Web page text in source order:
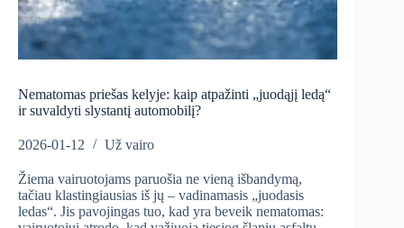
Nematomas priešas kelyje: kaip atpažinti „juodąjį ledą“
ir suvaldyti slystantį automobilį?
2026-01-12 Už vairo
Žiema vairuotojams paruošia ne vieną išbandymą,
tačiau klastingiausias iš jų – vadinamasis „juodasis
ledas“. Jis pavojingas tuo, kad yra beveik nematomas: